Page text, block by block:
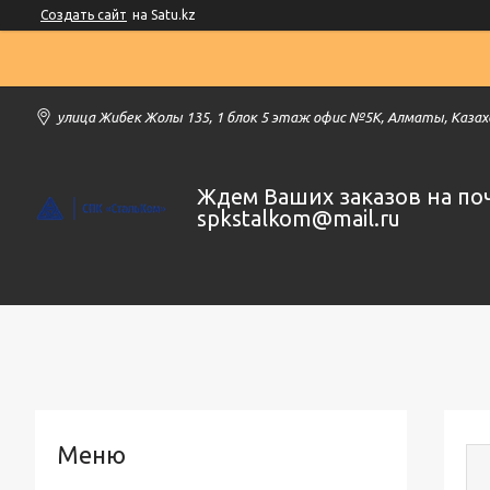
Создать сайт на Satu.kz
улица Жибек Жолы 135, 1 блок 5 этаж офис №5К, Алматы,
Ждем Ваших заказов на
spkstalkom@mail.ru